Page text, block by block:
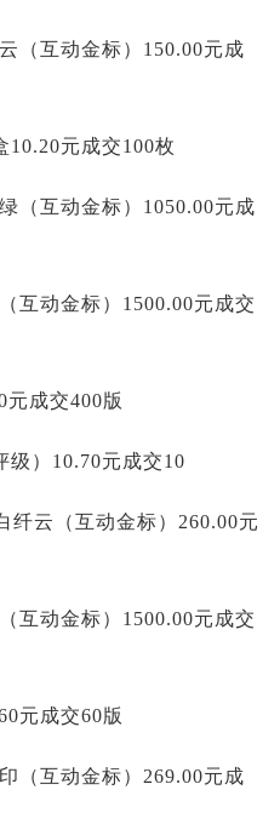
（互动金标）150.00元成
10.20元成交100枚
（互动金标）1050.00元成
互动金标）1500.00元成交
元成交400版
级）10.70元成交10
纤云（互动金标）260.00元
互动金标）1500.00元成交
元成交60版
（互动金标）269.00元成